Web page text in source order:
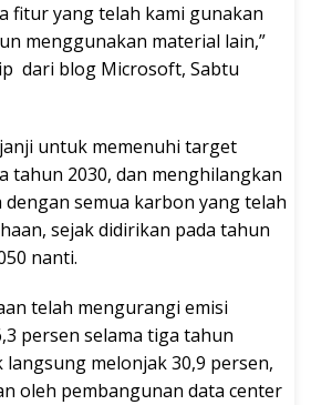
fitur yang telah kami gunakan
menggunakan material lain,”
dari blog Microsoft, Sabtu
untuk memenuhi target
tahun 2030, dan menghilangkan
semua karbon yang telah
sejak didirikan pada tahun
nanti.
telah mengurangi emisi
persen selama tiga tahun
melonjak 30,9 persen,
oleh pembangunan data center